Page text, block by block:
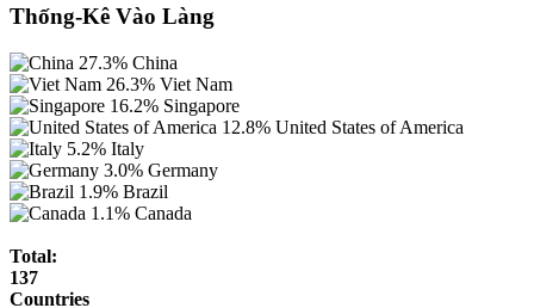
Thống-Kê Vào Làng
27.3% China
26.3% Viet Nam
16.2% Singapore
12.8% United States of America
5.2% Italy
3.0% Germany
1.9% Brazil
1.1% Canada
Total:
137
Countries